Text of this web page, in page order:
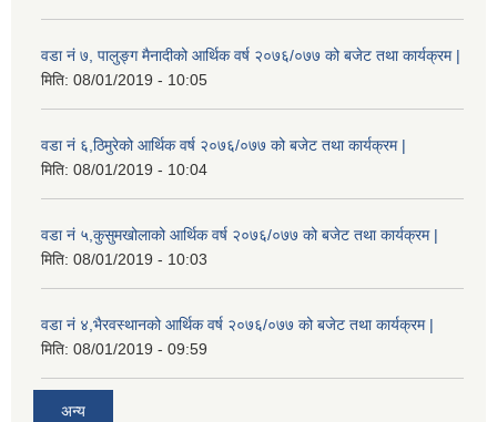
वडा नं ७, पालुङ्ग मैनादीको आर्थिक वर्ष २०७६/०७७ को बजेट तथा कार्यक्रम |
मिति: 08/01/2019 - 10:05
वडा नं ६,ठिमुरेको आर्थिक वर्ष २०७६/०७७ को बजेट तथा कार्यक्रम |
मिति: 08/01/2019 - 10:04
वडा नं ५,कुसुमखोलाको आर्थिक वर्ष २०७६/०७७ को बजेट तथा कार्यक्रम |
मिति: 08/01/2019 - 10:03
वडा नं ४,भैरवस्थानको आर्थिक वर्ष २०७६/०७७ को बजेट तथा कार्यक्रम |
मिति: 08/01/2019 - 09:59
अन्य